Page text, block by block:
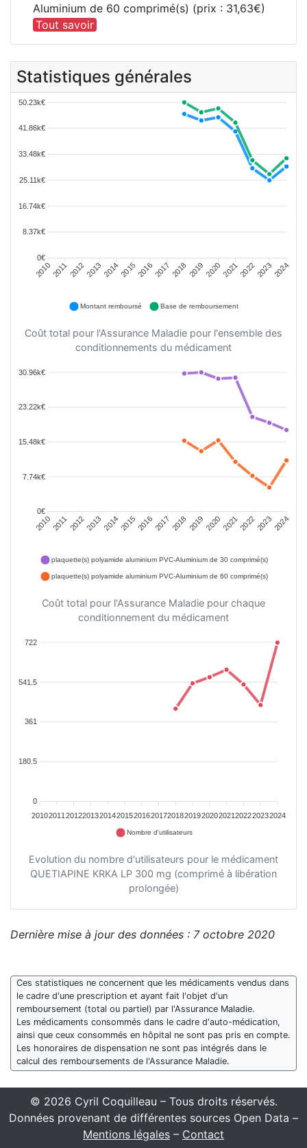
Aluminium de 60 comprimé(s) (prix : 31,63€)
Tout savoir
Statistiques générales
50.23k€
41.86k€
33.48k€
25.11k€
16.74k€
8.37k€
0€
20102011201220132014201520162017 2018 201920202021202220232024
Montant remboursé Base de remboursement
Coût total pour l'Assurance Maladie pour l'ensemble des
conditionnements du médicament
30.96k€
23.22k€
15.48k€
7.74k€
0€
20102011201220132014201520162017 2018 201920202021202220232024
plaquette(s) polyamide aluminium PVC-Aluminium de 30 comprimé(s)
plaquette(s) polyamide aluminium PVC-Aluminium de 60 comprimé(s)
Coût total pour l'Assurance Maladie pour chaque
conditionnement du médicament
722
541.5
361
180.5
0
20102011 2012201320142015201620172018201920202021 202220232024
Nombre d'utilisateurs
Evolution du nombre d'utilisateurs pour le médicament
QUETIAPINE KRKA LP 300 mg (comprimé à libération
prolongée)
Dernière mise à jour des données : 7 octobre 2020
Ces statistiques ne concernent que les médicaments vendus dans
le cadre d'une prescription et ayant fait l'objet d'un
remboursement (total ou partiel) par l'Assurance Maladie.
Les médicaments consommés dans le cadre d'auto-médication,
ainsi que ceux consommés en hôpital ne sont pas pris en compte.
Les honoraires de dispensation ne sont pas intégrés dans le
calcul des remboursements de l'Assurance Maladie.
© 2026 Cyril Coquilleau – Tous droits réservés.
Données provenant de différentes sources Open Data –
Mentions légales – Contact